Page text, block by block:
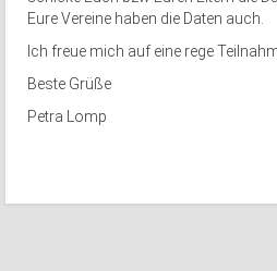
Eure Vereine haben die Daten auch.
Ich freue mich auf eine rege
Beste Grüße
Petra Lomp